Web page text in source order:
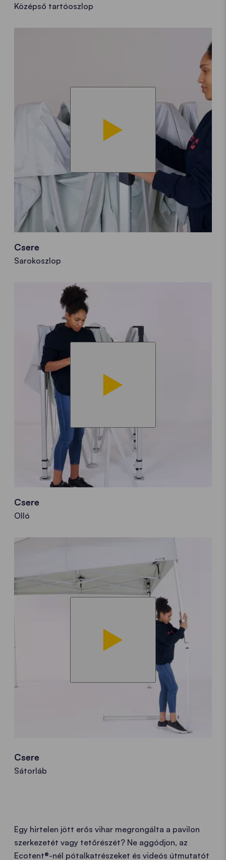
Középső tartóoszlop
Csere
Sarokoszlop
Csere
Olló
Csere
Sátorláb
Egy hirtelen jött erős vihar megrongálta a pavilon
szerkezetét vagy tetőrészét? Ne aggódjon, az
Ecotent®-nél pótalkatrészeket és videós útmutatót